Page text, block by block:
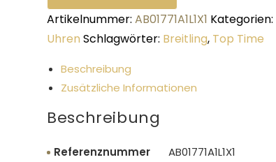
Artikelnummer:AB01771A1L1X1 Kategorien:
Uhren Schlagwörter: Breitling, Top Time
Beschreibung
Zusätzliche Informationen
Beschreibung
Referenznummer
AB01771A1L1X1